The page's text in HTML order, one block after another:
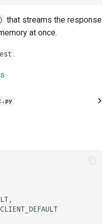
that streams the response
at once.
.
,